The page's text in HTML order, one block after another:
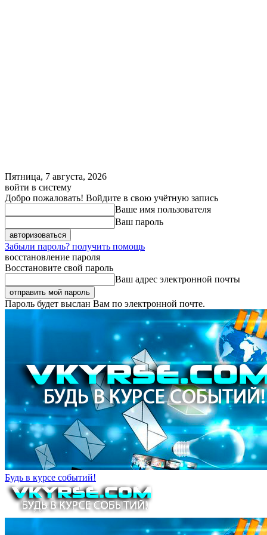
Пятница, 7 августа, 2026
войти в систему
Добро пожаловать! Войдите в свою учётную запись
Ваше имя пользователя
Ваш пароль
Забыли пароль? получить помощь
восстановление пароля
Восстановите свой пароль
Ваш адрес электронной почты
Пароль будет выслан Вам по электронной почте.
Будь в курсе событий!